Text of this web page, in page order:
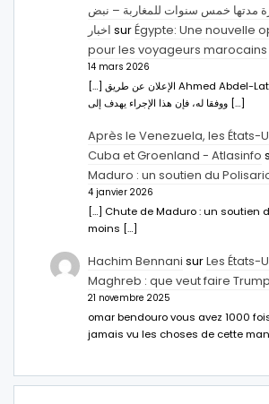
مدتها خمس سنوات للمغاربة – نبض
اخبار surÉgypte: Une nouvelle
pour les voyageurs marocains
14 mars 2026
[…] الإعلان عن طريق Ahmed Abdel-Latifسفير مصر بالرباط.
ووفقا له، فإن هذا الإجراء يهدف إلى […]
Après le Venezuela, les États-
Cuba et Groenland - Atlasinfo
Maduro : un soutien du
4 janvier 2026
[…] Chute de Maduro : un soutien
moins […]
Hachim Bennani surLes États-
Maghreb : que veut faire
21 novembre 2025
omar bendouro vous avez 1000
jamais vu les choses de cette